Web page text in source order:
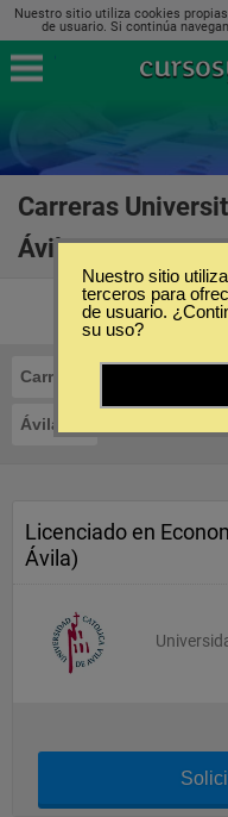
Nuestro sitio utiliza cookies
de usuario. Si continúa
Carreras
Ávila
Carreras Universitarias
Ávila
Licenciado en
Ávila)
Nuestro sitio
terceros para
de usuario.
su uso?